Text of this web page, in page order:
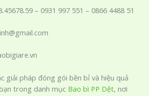
– 0931 997 551 – 0866 4488 51
giải pháp đóng gói bền bỉ và hiệu quả
trong danh mục Bao bì PP Dệt, nơi